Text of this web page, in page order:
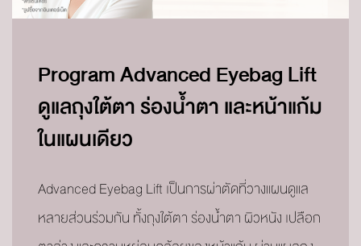
Program Advanced Eyebag Lift
ดูแลถุงใต้ตา ร่องน้ำตา และหน้าแก้ม
ในแผนเดียว
Advanced Eyebag Lift เป็นการผ่าตัดที่วางแผนดูแล
หลายส่วนร่วมกัน ทั้งถุงใต้ตา ร่องน้ำตา ผิวหนัง เปลือก